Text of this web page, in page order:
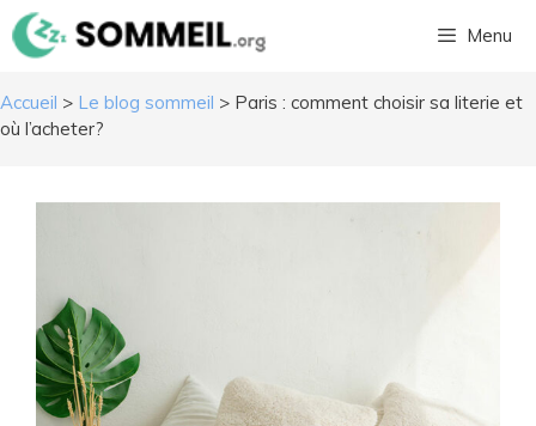
Aller
au
Menu
Accueil > Le blog sommeil > Paris : comment choisir sa literie et
où l’acheter?